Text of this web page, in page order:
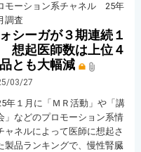
モーション系チャネル 25年
調査
シーガが３期連続１
想起医師数は上位４
とも大幅減
03/27
年１月に「ＭＲ活動」や「講
」などのプロモーション系情
ャネルによって医師に想起さ
製品ランキングで、慢性腎臓